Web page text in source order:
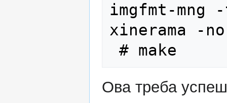
imgfmt-
xinerama -
Ова треба